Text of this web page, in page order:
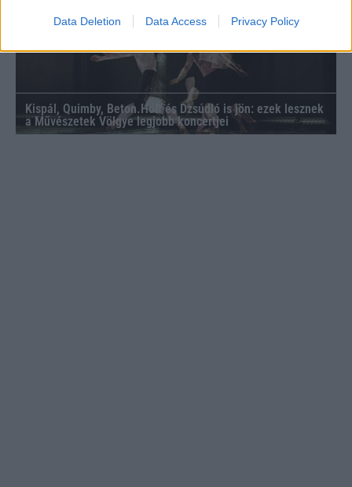
Data Deletion Data Access Privacy Policy
Kispál, Quimby, Beton.Hofi és Dzsúdló is jön: ezek lesznek
a Művészetek Völgye legjobb koncertjei